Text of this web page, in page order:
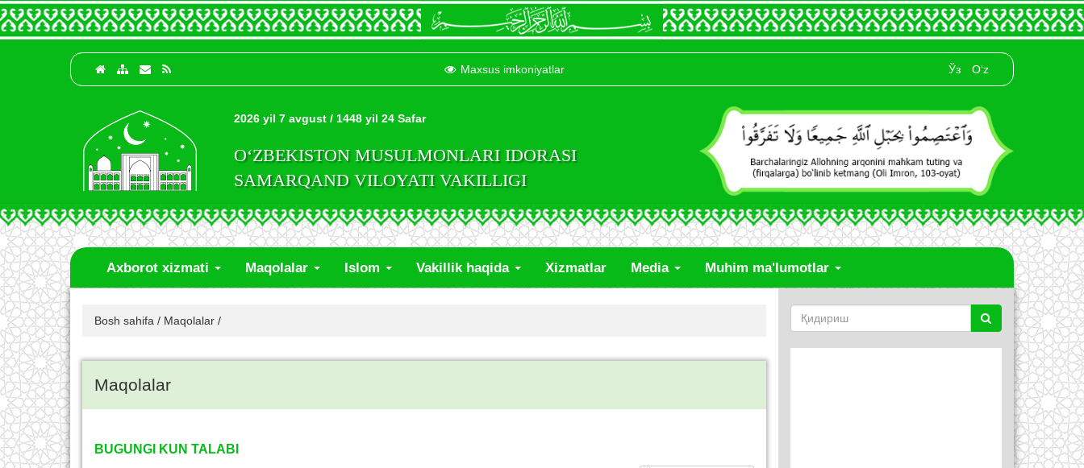
Maxsus imkoniyatlar Ўз O‘z
2026 yil 7 avgust / 1448 yil 24 Safar
O‘ZBEKISTON MUSULMONLARI IDORASI
SAMARQAND VILOYATI VAKILLIGI
Axborot xizmati Maqolalar Islom Vakillik haqida Xizmatlar Media Muhim ma'lumotlar
Bosh sahifa / Maqolalar /
Maqolalar
BUGUNGI KUN TALABI